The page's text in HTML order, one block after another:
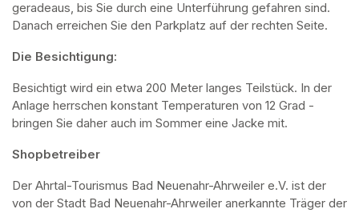
geradeaus, bis Sie durch eine Unterführung gefahren sind.
Danach erreichen Sie den Parkplatz auf der rechten Seite.
Die Besichtigung:
Besichtigt wird ein etwa 200 Meter langes Teilstück. In der
Anlage herrschen konstant Temperaturen von 12 Grad -
bringen Sie daher auch im Sommer eine Jacke mit.
Shopbetreiber
Der Ahrtal-Tourismus Bad Neuenahr-Ahrweiler e.V. ist der
von der Stadt Bad Neuenahr-Ahrweiler anerkannte Träger der